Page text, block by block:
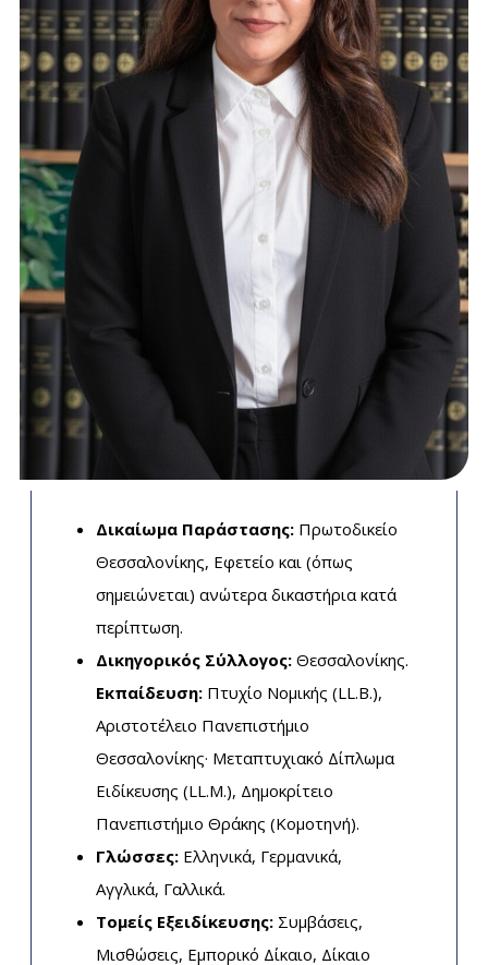
Δικαίωμα Παράστασης: Πρωτοδικείο
Θεσσαλονίκης, Εφετείο και (όπως
σημειώνεται) ανώτερα δικαστήρια κατά
περίπτωση.
Δικηγορικός Σύλλογος: Θεσσαλονίκης.
Εκπαίδευση: Πτυχίο Νομικής (LL.B.),
Αριστοτέλειο Πανεπιστήμιο
Θεσσαλονίκης· Μεταπτυχιακό Δίπλωμα
Ειδίκευσης (LL.M.), Δημοκρίτειο
Πανεπιστήμιο Θράκης (Κομοτηνή).
Γλώσσες: Ελληνικά, Γερμανικά,
Αγγλικά, Γαλλικά.
Τομείς Εξειδίκευσης: Συμβάσεις,
Μισθώσεις, Εμπορικό Δίκαιο, Δίκαιο